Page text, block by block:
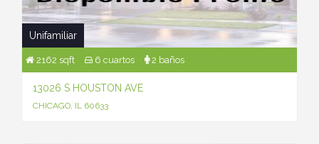
Unifamiliar
2162 sqft 6 cuartos 2 baños
13026 S HOUSTON AVE
CHICAGO, IL 60633